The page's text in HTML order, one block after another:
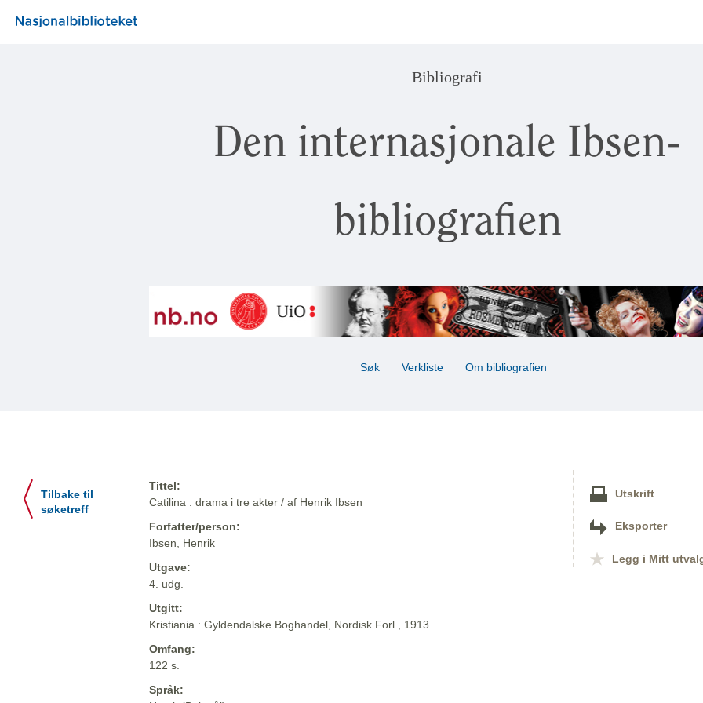
Bibliografi
Den internasjonale Ibsen-
bibliografien
Søk Verkliste Om bibliografien
Tilbake til
søketreff
Tittel:
Catilina : drama i tre akter / af Henrik Ibsen
Forfatter/person:
Ibsen, Henrik
Utgave:
4. udg.
Utgitt:
Kristiania : Gyldendalske Boghandel, Nordisk Forl., 1913
Omfang:
122 s.
Språk:
Utskrift
Eksporter
Legg i Mitt